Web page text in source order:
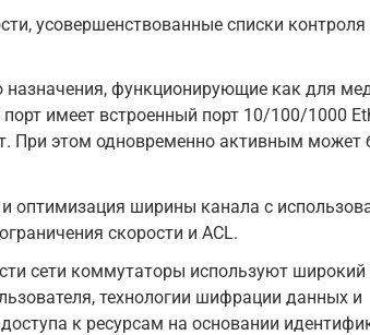
усовершенствованные списки контроля
назначения, функционирующие как для
имеет встроенный порт 10/100/1000
При этом одновременно активным может
оптимизация ширины канала с
скорости и ACL.
сети коммутаторы используют широкий
технологии шифрации данных и
к ресурсам на основании